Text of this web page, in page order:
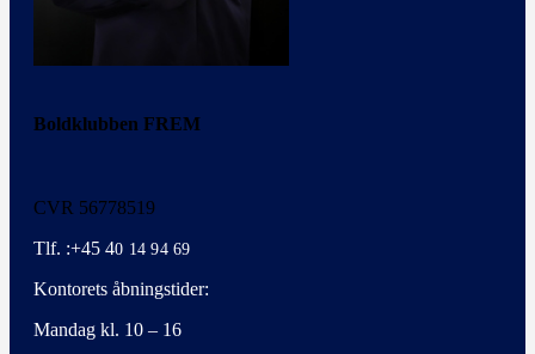
Boldklubben FREM
CVR 56778519
Tlf. :+45 40 14 94 69
Kontorets åbningstider:
Mandag kl. 10 – 16